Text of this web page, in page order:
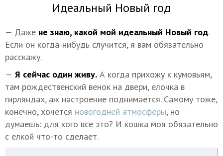
Идеальный Новый год
— Даже не знаю, какой мой идеальный Новый год.
Если он когда-нибудь случится, я вам обязательно
расскажу.
— Я сейчас один живу. А когда прихожу к кумовьям,
там рождественский венок на двери, елочка в
гирляндах, аж настроение поднимается. Самому тоже,
конечно, хочется новогодней атмосферы, но
думаешь: для кого все это? И кошка моя обязательно
с елкой что-то сделает.